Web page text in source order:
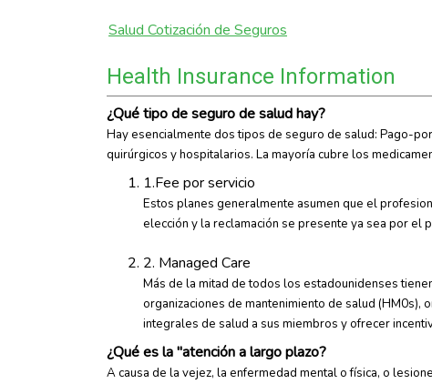
Salud Cotización de Seguros
Health Insurance Information
¿Qué tipo de seguro de salud hay?
Hay esencialmente dos tipos de seguro de salud: Pago-
quirúrgicos y hospitalarios. La mayoría cubre los
1.Fee por servicio
Estos planes generalmente asumen que el
elección y la reclamación se presente ya sea por el
2. Managed Care
Más de la mitad de todos los estadounidenses
organizaciones de mantenimiento de salud
integrales de salud a sus miembros y ofrecer
¿Qué es la "atención a largo plazo?
A causa de la vejez, la enfermedad mental o física, o